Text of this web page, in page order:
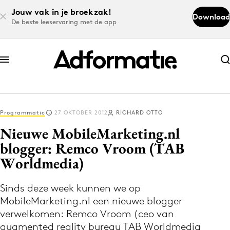
Jouw vak in je broekzak!
De beste leeservaring met de app
Download
Abonneer nu
Abonneer nu
Log in
Volg het laatste nieuws via de Adformatie
Nieuws app
Programmatic 27 OKTOBER 2012 RICHARD OTTO
Nieuwe MobileMarketing.nl
blogger: Remco Vroom (TAB
Worldmedia)
Sinds deze week kunnen we op
MobileMarketing.nl een nieuwe blogger
verwelkomen: Remco Vroom (ceo van
augmented reality bureau TAB Worldmedia